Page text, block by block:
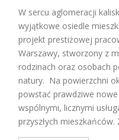
W sercu aglomeracji
wyjątkowe osiedle
projekt prestiżowej
Warszawy, stworzony z
rodzinach oraz osobach
natury. Na powierzchni
powstać prawdziwe
wspólnymi, licznymi
przyszłych